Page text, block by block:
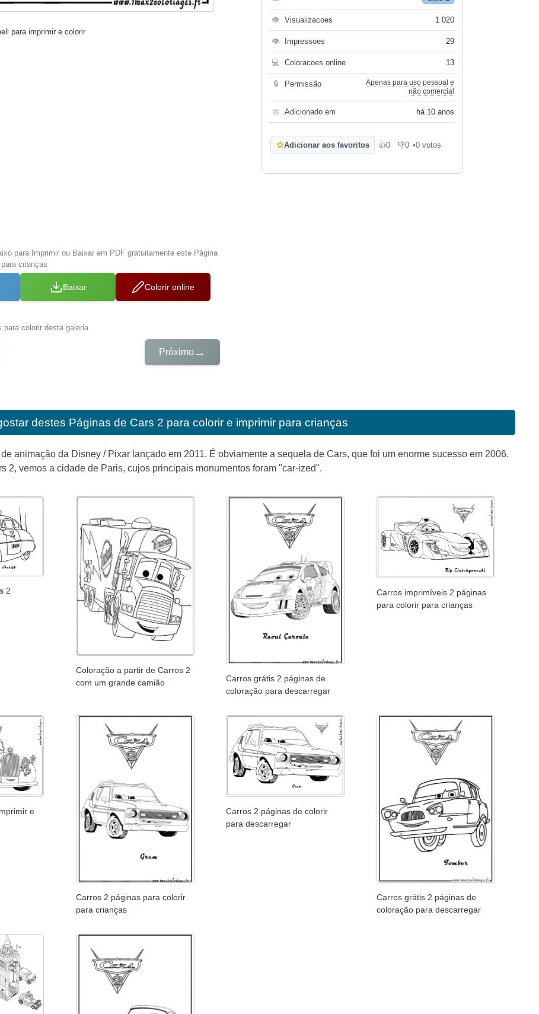
para imprimir e colorir
para Imprimir ou Baixar em PDF gratuitamente este Página
crianças
Baixar Colorir online
para colorir desta galeria
Próximo →
👁 Visualizacoes 1 020
👁 Impressoes 29
💻 Coloracoes online 13
🔒 Permissão
Apenas para uso pessoal e
não comercial
📅 Adicionado em há 10 anos
☆Adicionar aos favoritos 👍0
Gosto 👎0
Não gosto
•0 votos
destes Páginas de Cars 2 para colorir e imprimir para crianças
animação da Disney / Pixar lançado em 2011. É obviamente a sequela de Cars, que foi um enorme sucesso em 2006.
2, vemos a cidade de Paris, cujos principais monumentos foram "car-ized".
2
Coloração a partir de Carros 2
com um grande camião
Carros grátis 2 páginas de
coloração para descarregar
Carros imprimíveis 2 páginas
para colorir para crianças
e
Carros 2 páginas para colorir
para crianças
Carros 2 páginas de colorir
para descarregar
Carros grátis 2 páginas de
coloração para descarregar